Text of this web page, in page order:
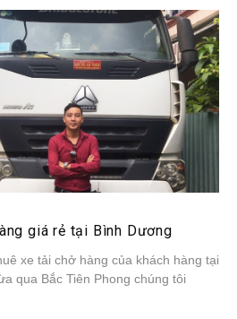
giá rẻ tại Bình Dương
xe tải chở hàng của khách hàng tại
qua Bắc Tiên Phong chúng tôi